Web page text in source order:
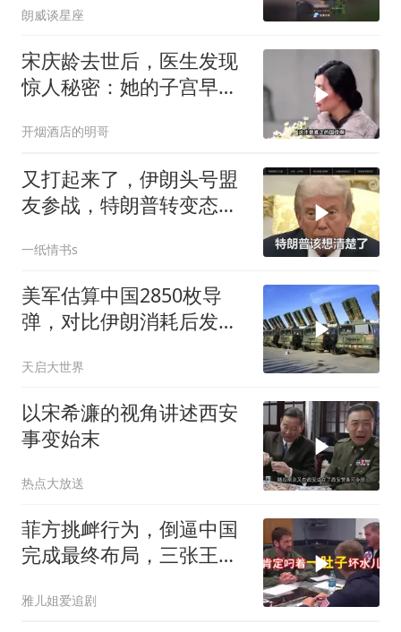
朗威谈星座
宋庆龄去世后，医生发现
惊人秘密：她的子宫早就
开烟酒店的明哥
又打起来了，伊朗头号盟
友参战，特朗普转变态
一纸情书s
美军估算中国2850枚导
弹，对比伊朗消耗后发现
天启大世界
以宋希濂的视角讲述西安
事变始末
热点大放送
菲方挑衅行为，倒逼中国
完成最终布局，三张王牌
雅儿姐爱追剧